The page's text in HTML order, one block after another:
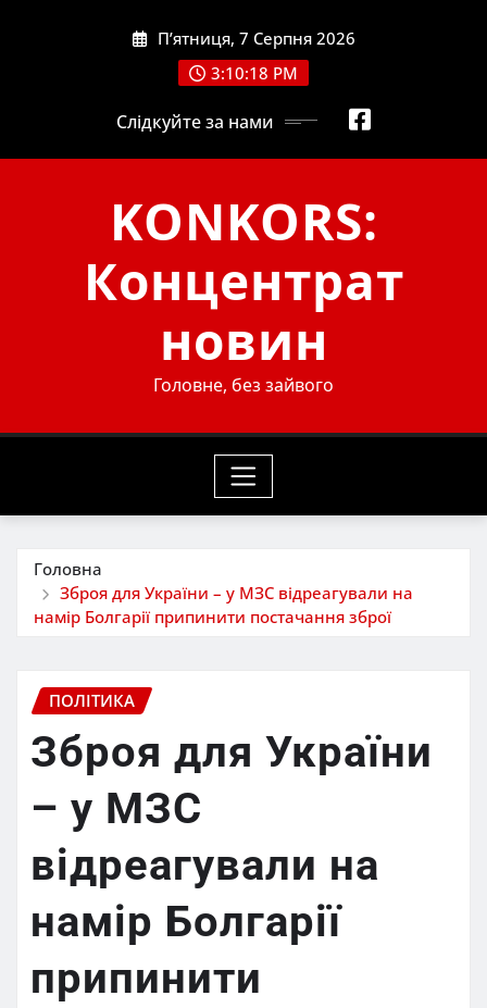
П’ятниця, 7 Серпня 2026
3:10:19 PM
Слідкуйте за нами
KONKORS:
Концентрат
новин
Головне, без зайвого
Головна
Зброя для України – у МЗС відреагували на
намір Болгарії припинити постачання зброї
ПОЛІТИКА
Зброя для України
– у МЗС
відреагували на
намір Болгарії
припинити